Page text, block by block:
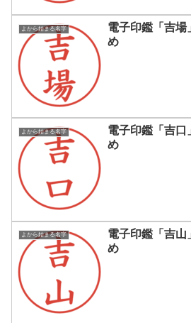
よから始まる名字
電子印鑑「吉場
め
よから始まる名字
電子印鑑「吉口
め
よから始まる名字
電子印鑑「吉山
め